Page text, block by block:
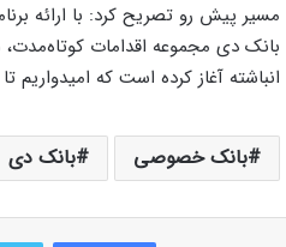
مسیر پیش رو تصریح کرد: با ارائه
بانک دی مجموعه اقدامات
انباشته آغاز کرده است که امیدواریم تا پایان سال ۱۴۰۳ شاهد تحقق
بانک خصوصی بانک دی